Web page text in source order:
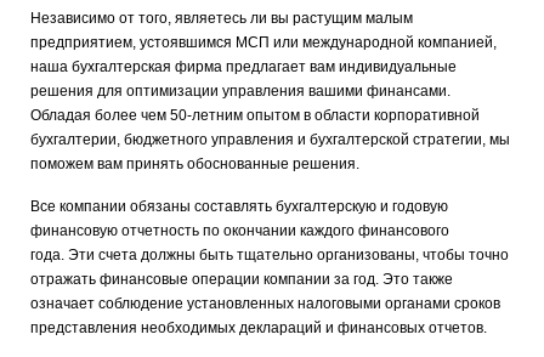
Независимо от того, являетесь ли вы растущим малым
предприятием, устоявшимся МСП или международной компанией,
наша бухгалтерская фирма предлагает вам индивидуальные
решения для оптимизации управления вашими финансами.
Обладая более чем 50-летним опытом в области корпоративной
бухгалтерии, бюджетного управления и бухгалтерской стратегии, мы
поможем вам принять обоснованные решения.
Все компании обязаны составлять бухгалтерскую и годовую
финансовую отчетность по окончании каждого финансового
года. Эти счета должны быть тщательно организованы, чтобы точно
отражать финансовые операции компании за год. Это также
означает соблюдение установленных налоговыми органами сроков
представления необходимых деклараций и финансовых отчетов.